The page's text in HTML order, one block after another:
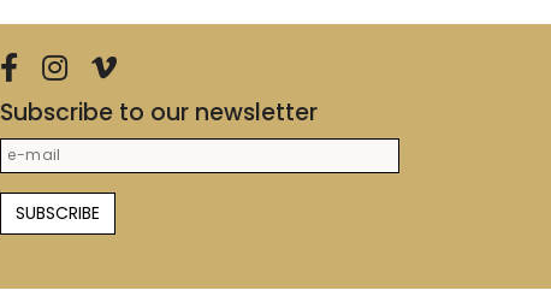
Subscribe to our newsletter